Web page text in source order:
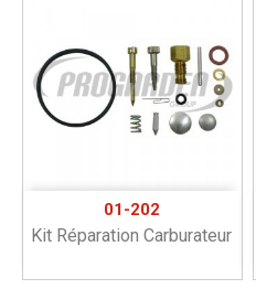
01-202
Kit Réparation Carburateur